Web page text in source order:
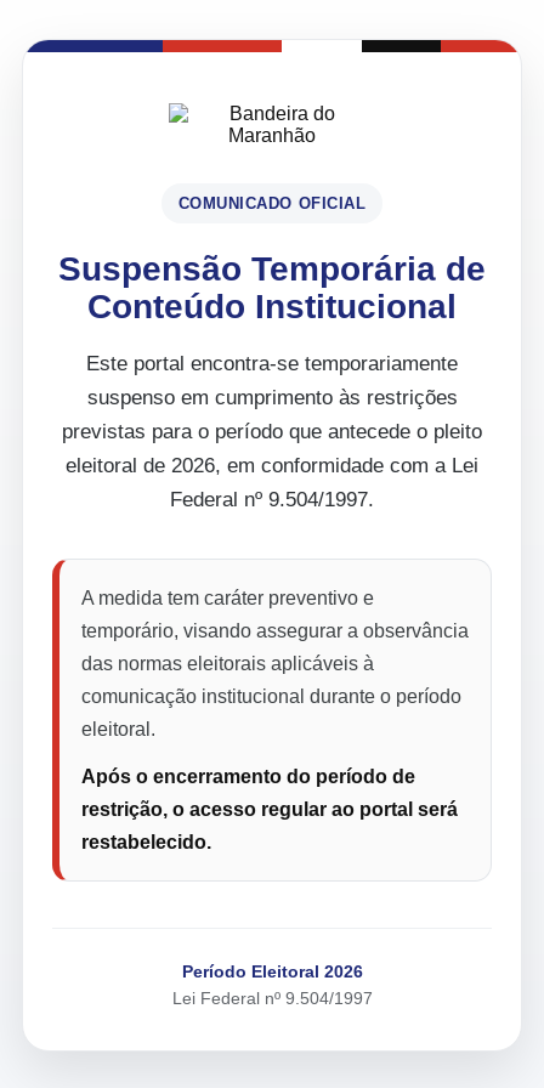
COMUNICADO OFICIAL
Suspensão Temporária de
Conteúdo Institucional
Este portal encontra-se temporariamente
suspenso em cumprimento às restrições
previstas para o período que antecede o pleito
eleitoral de 2026, em conformidade com a Lei
Federal nº 9.504/1997.
A medida tem caráter preventivo e
temporário, visando assegurar a observância
das normas eleitorais aplicáveis à
comunicação institucional durante o período
eleitoral.
Após o encerramento do período de
restrição, o acesso regular ao portal será
restabelecido.
Período Eleitoral 2026
Lei Federal nº 9.504/1997